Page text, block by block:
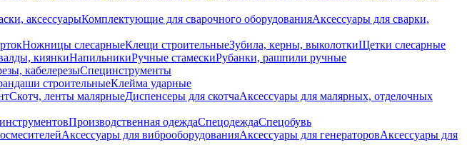
аксессуарыКомплектующие для сварочного оборудованияАксессуары для сварки,
Ножницы слесарныеКлещи строительныеЗубила, керны, выколоткиЩетки слесарные
киянкиНапильникиРучные стамескиРубанки, рашпили ручные
кабелерезыСпецинструменты
строительныеКлейма ударные
Скотч, ленты малярныеДиспенсеры для скотчаАксессуары для малярных, отделочных
Производственная одеждаСпецодеждаСпецобувь
Аксессуары для виброоборудованияАксессуары для генераторовАксессуары для